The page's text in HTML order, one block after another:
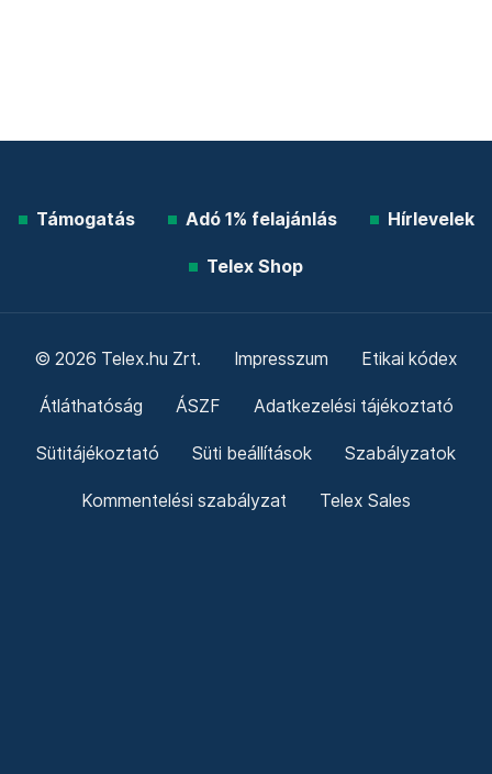
Támogatás Adó 1% felajánlás Hírlevelek
Telex Shop
© 2026 Telex.hu Zrt. Impresszum Etikai kódex
Átláthatóság ÁSZF Adatkezelési tájékoztató
Sütitájékoztató Süti beállítások Szabályzatok
Kommentelési szabályzat Telex Sales